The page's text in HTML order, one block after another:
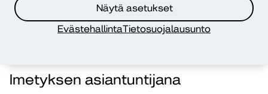
Näytä asetukset
EvästehallintaTietosuojalausunto
Saimme erityisesti kiitosta korttien selkeydestä ja siitä,
että kortit tukivat hyvin imetysnäytön toteutusta.
Palautteiden perusteella imetyscase-kortit onnistuivat
Imetyksen asiantuntijana